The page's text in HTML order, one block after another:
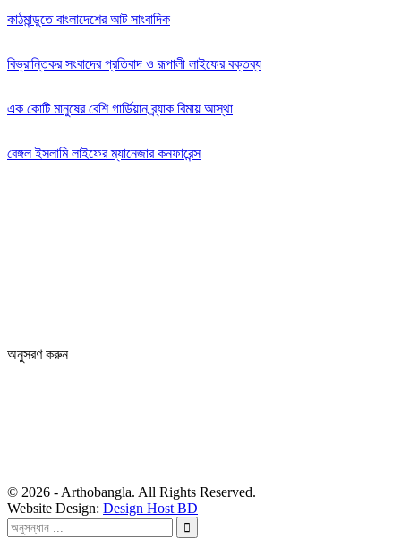
কাঠমান্ডুতে বাংলাদেশের আট সাংবাদিক
বিভ্রান্তিকর সংবাদের প্রতিবাদ ও রূপালী লাইফের বক্তব্য
এক কোটি মানুষের বেশি গার্ডিয়ান ব্র্যাক বিমায় আস্থা
বেঙ্গল ইসলামি লাইফের ম্যানেজার কনফারেন্স
অনুসরণ করুন
© 2026 - Arthobangla. All Rights Reserved.
Website Design: Design Host BD